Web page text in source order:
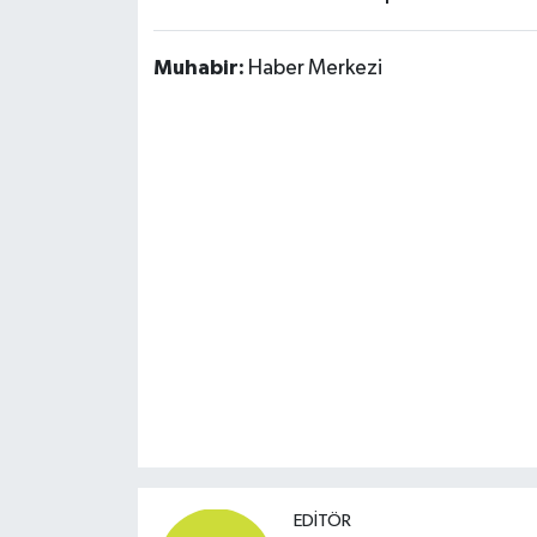
Muhabir: Haber Merkezi
EDITÖR